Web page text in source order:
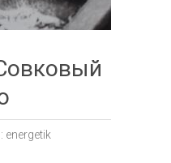
energetik